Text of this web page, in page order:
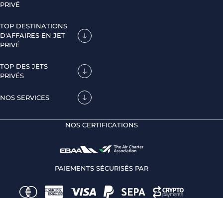
PRIVÉ
TOP DESTINATIONS
D'AFFAIRES EN JET
PRIVÉ
TOP DES JETS
PRIVÉS
NOS SERVICES
NOS CERTIFICATIONS
PAIEMENTS SÉCURISÉS PAR